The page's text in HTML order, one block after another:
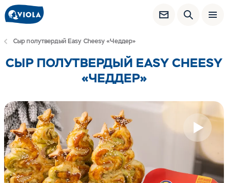
Сыр полутвердый Easy Cheesy «Чеддер»
СЫР ПОЛУТВЕРДЫЙ EASY CHEESY
«ЧЕДДЕР»